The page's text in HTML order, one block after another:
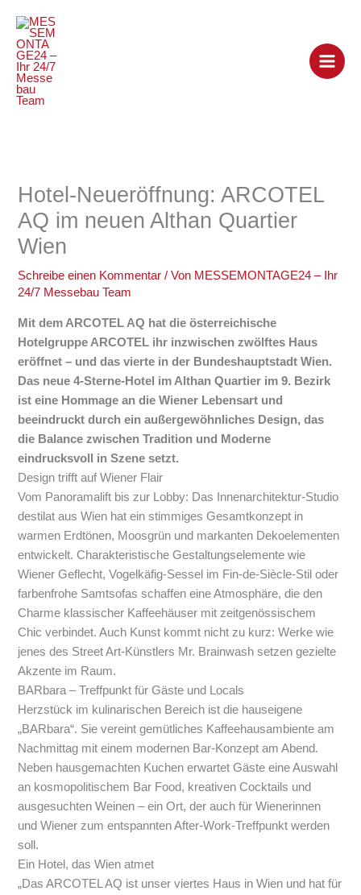
Inhalt
springen
Hotel-Neueröffnung: ARCOTEL
AQ im neuen Althan Quartier
Wien
Schreibe einen Kommentar / Von MESSEMONTAGE24 – Ihr
24/7 Messebau Team
Mit dem ARCOTEL AQ hat die österreichische
Hotelgruppe ARCOTEL ihr inzwischen zwölftes Haus
eröffnet – und das vierte in der Bundeshauptstadt Wien.
Das neue 4-Sterne-Hotel im Althan Quartier im 9. Bezirk
ist eine Hommage an die Wiener Lebensart und
beeindruckt durch ein außergewöhnliches Design, das
die Balance zwischen Tradition und Moderne
eindrucksvoll in Szene setzt.
Design trifft auf Wiener Flair
Vom Panoramalift bis zur Lobby: Das Innenarchitektur-Studio
destilat aus Wien hat ein stimmiges Gesamtkonzept in
warmen Erdtönen, Moosgrün und markanten Dekoelementen
entwickelt. Charakteristische Gestaltungselemente wie
Wiener Geflecht, Vogelkäfig-Sessel im Fin-de-Siècle-Stil oder
farbenfrohe Samtsofas schaffen eine Atmosphäre, die den
Charme klassischer Kaffeehäuser mit zeitgenössischem
Chic verbindet. Auch Kunst kommt nicht zu kurz: Werke wie
jenes des Street Art-Künstlers Mr. Brainwash setzen gezielte
Akzente im Raum.
BARbara – Treffpunkt für Gäste und Locals
Herzstück im kulinarischen Bereich ist die hauseigene
„BARbara“. Sie vereint gemütliches Kaffeehausambiente am
Nachmittag mit einem modernen Bar-Konzept am Abend.
Neben hausgemachten Kuchen erwartet Gäste eine Auswahl
an kosmopolitischem Bar Food, kreativen Cocktails und
ausgesuchten Weinen – ein Ort, der auch für Wienerinnen
und Wiener zum entspannten After-Work-Treffpunkt werden
soll.
Ein Hotel, das Wien atmet
„Das ARCOTEL AQ ist unser viertes Haus in Wien und hat für